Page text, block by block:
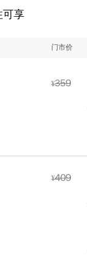
可享
门市价
¥
¥